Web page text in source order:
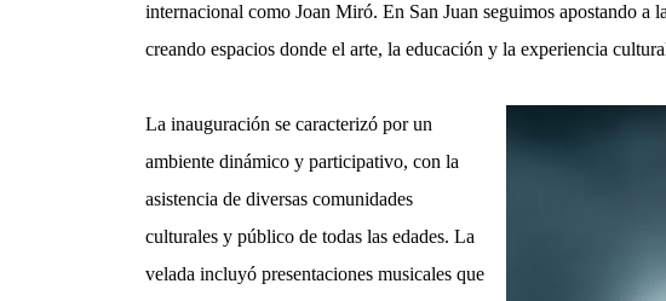
internacional como Joan Miró. En San Juan seguimos apostando a
creando espacios donde el arte, la educación y la experiencia
La inauguración se caracterizó por un
ambiente dinámico y participativo, con la
asistencia de diversas comunidades
culturales y público de todas las edades. La
velada incluyó presentaciones musicales que